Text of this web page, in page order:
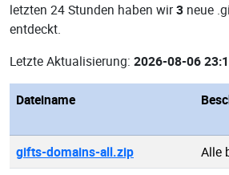
letzten 24 Stunden haben wir3 neue
entdeckt.
Letzte Aktualisierung: 2026-08-06
Dateiname
gifts-domains-all.zip
Alle